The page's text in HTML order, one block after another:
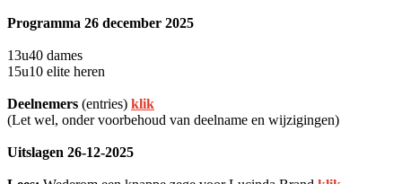
Programma 26 december 2025
13u40 dames
15u10 elite heren
Deelnemers (entries) klik
(Let wel, onder voorbehoud van deelname en wijzigingen)
Uitslagen 26-12-2025